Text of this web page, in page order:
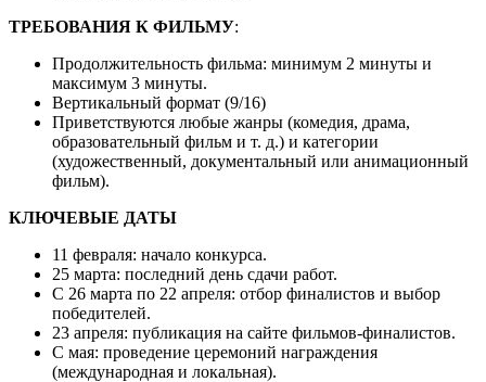
ТРЕБОВАНИЯ К ФИЛЬМУ:
Продолжительность фильма: минимум 2 минуты и
максимум 3 минуты.
Вертикальный формат (9/16)
Приветствуются любые жанры (комедия, драма,
образовательный фильм и т. д.) и категории
(художественный, документальный или анимационный
фильм).
КЛЮЧЕВЫЕ ДАТЫ
11 февраля: начало конкурса.
25 марта: последний день сдачи работ.
С 26 марта по 22 апреля: отбор финалистов и выбор
победителей.
23 апреля: публикация на сайте фильмов-финалистов.
С мая: проведение церемоний награждения
(международная и локальная).